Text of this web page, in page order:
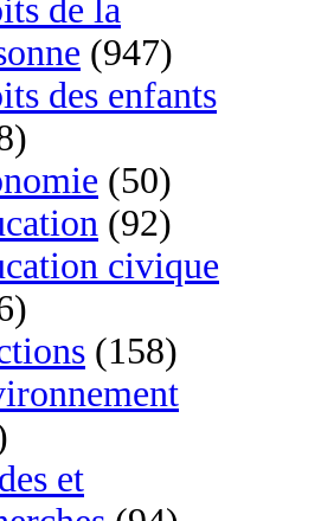
de la
(947)
des enfants
(50)
(92)
civique
(158)
et